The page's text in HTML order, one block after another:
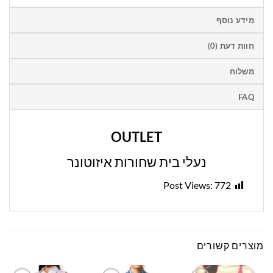
מידע נוסף
חוות דעת (0)
משלוח
FAQ
OUTLET
נעלי בית שחורות איזוטונר
Post Views: 772
מוצרים קשורים